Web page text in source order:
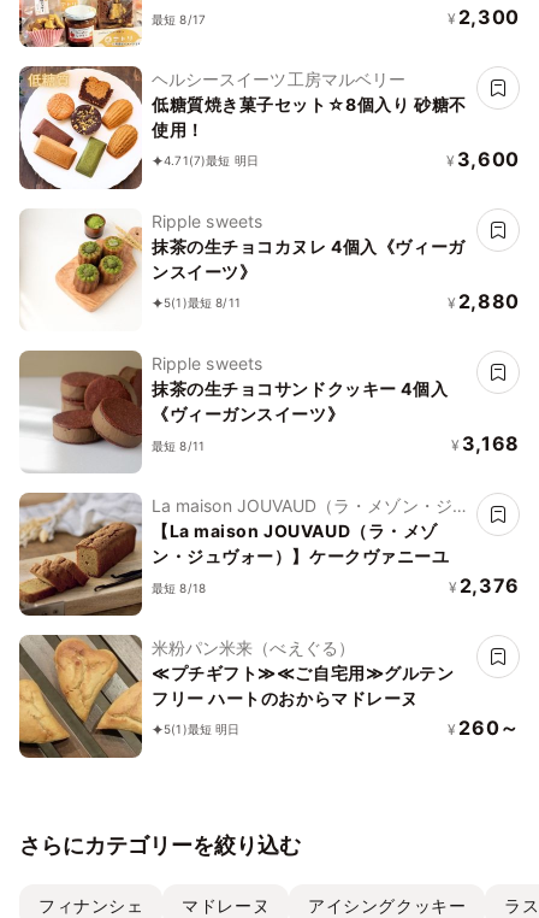
ジャム ラスク 米粉クッキー
最短 8/17 ¥ 2,300
ヘルシースイーツ工房マルベリー
低糖質焼き菓子セット☆8個入り 砂糖不
使用！
4.71(7)最短 明日 ¥ 3,600
Ripple sweets
抹茶の生チョコカヌレ 4個入《ヴィーガ
ンスイーツ》
5(1)最短 8/11 ¥ 2,880
Ripple sweets
抹茶の生チョコサンドクッキー 4個入
《ヴィーガンスイーツ》
最短 8/11 ¥ 3,168
La maison JOUVAUD（ラ・メゾン・ジュ
ヴォー）
【La maison JOUVAUD（ラ・メゾ
ン・ジュヴォー）】ケークヴァニーユ
最短 8/18 ¥ 2,376
米粉パン米来（べえぐる）
≪プチギフト≫≪ご自宅用≫グルテン
フリー ハートのおからマドレーヌ
5(1)最短 明日 ¥ 260～
さらにカテゴリーを絞り込む
フィナンシェ マドレーヌ アイシングクッキー ラ